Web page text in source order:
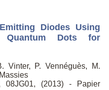
Diodes Using
Quantum Dots for
Vinter, P. Vennéguès, M.
(2013) - Papier